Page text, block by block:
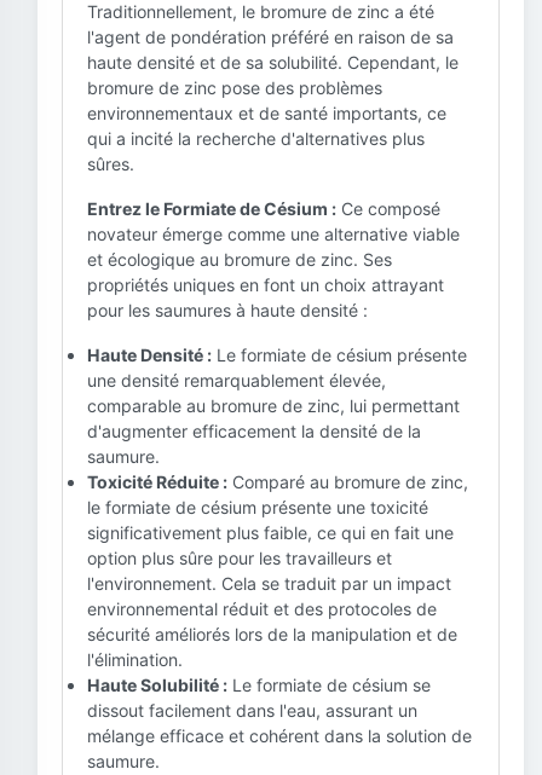
Traditionnellement, le bromure de zinc a été
l'agent de pondération préféré en raison de sa
haute densité et de sa solubilité. Cependant, le
bromure de zinc pose des problèmes
environnementaux et de santé importants, ce
qui a incité la recherche d'alternatives plus
sûres.
Entrez le Formiate de Césium : Ce composé
novateur émerge comme une alternative viable
et écologique au bromure de zinc. Ses
propriétés uniques en font un choix attrayant
pour les saumures à haute densité :
Haute Densité : Le formiate de césium présente
une densité remarquablement élevée,
comparable au bromure de zinc, lui permettant
d'augmenter efficacement la densité de la
saumure.
Toxicité Réduite : Comparé au bromure de zinc,
le formiate de césium présente une toxicité
significativement plus faible, ce qui en fait une
option plus sûre pour les travailleurs et
l'environnement. Cela se traduit par un impact
environnemental réduit et des protocoles de
sécurité améliorés lors de la manipulation et de
l'élimination.
Haute Solubilité : Le formiate de césium se
dissout facilement dans l'eau, assurant un
mélange efficace et cohérent dans la solution de
saumure.